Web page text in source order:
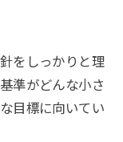
をしっかりと理
準がどんな小さ
目標に向いてい